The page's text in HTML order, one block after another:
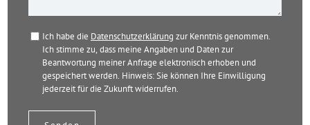
Ich habe die Datenschutzerklärung zur Kenntnis genommen.
Ich stimme zu, dass meine Angaben und Daten zur
Beantwortung meiner Anfrage elektronisch erhoben und
gespeichert werden. Hinweis: Sie können Ihre Einwilligung
jederzeit für die Zukunft widerrufen.